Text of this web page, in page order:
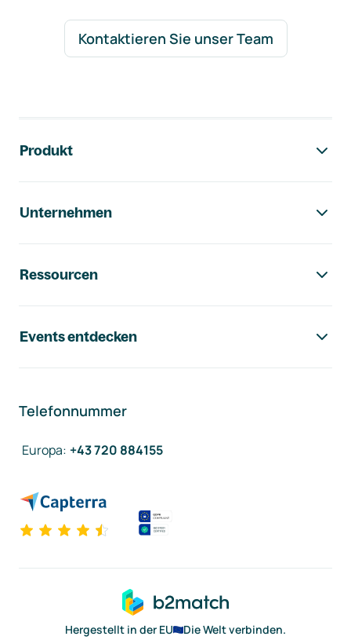
Kontaktieren Sie unser Team
Produkt
Unternehmen
Ressourcen
Events entdecken
Telefonnummer
Europa: +43 720 884155
Hergestellt in der EU
Die Welt verbinden.